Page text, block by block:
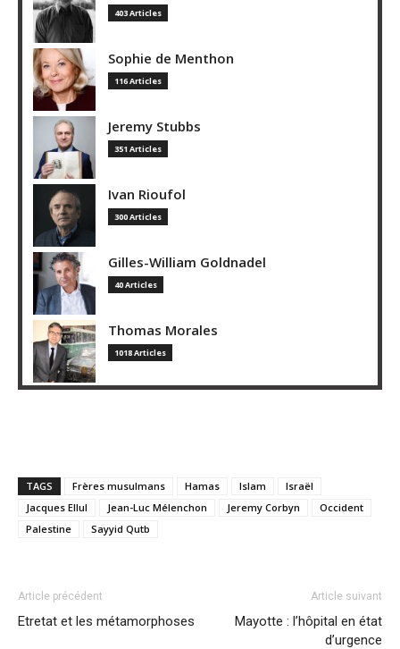
403 Articles
Sophie de Menthon
116 Articles
Jeremy Stubbs
351 Articles
Ivan Rioufol
300 Articles
Gilles-William Goldnadel
40 Articles
Thomas Morales
1018 Articles
TAGS Frères musulmans Hamas Islam
Israël
Jacques Ellul
Jean-Luc Mélenchon Jeremy Corbyn
Occident
Palestine
Sayyid Qutb
Article précédent
Etretat et les métamorphoses
Article suivant
Mayotte : l’hôpital en état
d’urgence